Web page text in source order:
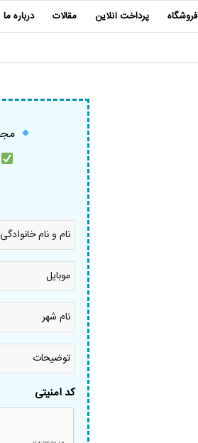
فروشگاه پرداخت آنلاین مقالات درباره ما
نام
نام
خانوادگی
موبایل
نام
شهر *
توضیحات
کد امنیتی